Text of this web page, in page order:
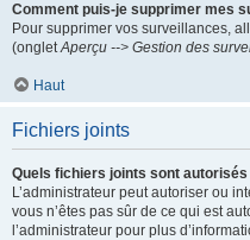
Comment puis-je supprimer mes
Pour supprimer vos surveillances,
(ongletAperçu --> Gestion des
Haut
Fichiers joints
Quels fichiers joints sont
L’administrateur peut autoriser ou
vous n’êtes pas sûr de ce qui est
l’administrateur pour plus